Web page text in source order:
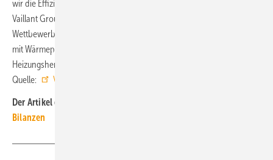
wir die Effizienz in der Verwaltung und die Wettbewerbsfähigkeit der
Vaillant Group in einem aktuell herausfordernden
Wettbewerbsumfeld. Wir werden auch zukünftig alles daran setzen,
mit Wärmepumpen und Gasheizgeräten unsere führende Position als
Heizungshersteller zu behaupten.“ ■
Quelle:
Vaillant Group
Der Artikel gehört zur
Bilanzen